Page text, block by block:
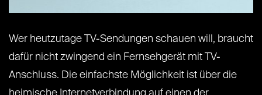
Wer heutzutage TV-Sendungen schauen will, braucht
dafür nicht zwingend ein Fernsehgerät mit TV-
Anschluss. Die einfachste Möglichkeit ist über die